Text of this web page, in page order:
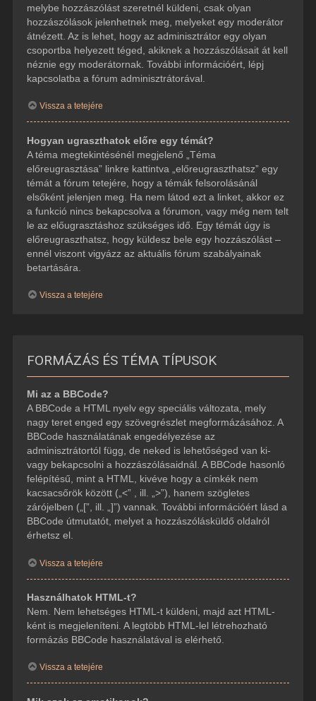
melybe hozzászólást szeretnél küldeni, csak olyan
hozzászólások jelenhetnek meg, melyeket egy moderátor
átnézett. Az is lehet, hogy az adminisztrátor egy olyan
csoportba helyezett téged, akiknek a hozzászólásait át kell
néznie egy moderátornak. További információért, lépj
kapcsolatba a fórum adminisztrátorával.
Vissza a tetejére
Hogyan ugraszthatok előre egy témát?
A téma megtekintésénél megjelenő „Téma
előreugrasztása” linkre kattintva „előreugraszthatsz” egy
témát a fórum tetejére, hogy a témák felsorolásánál
elsőként jelenjen meg. Ha nem látod ezt a linket, akkor ez
a funkció nincs bekapcsolva a fórumon, vagy még nem telt
le az előugrasztáshoz szükséges idő. Egy témát úgy is
előreugraszthatsz, hogy küldesz bele egy hozzászólást –
ennél viszont vigyázz az aktuális fórum szabályainak
betartására.
Vissza a tetejére
FORMÁZÁS ÉS TÉMA TÍPUSOK
Mi az a BBCode?
A BBCode a HTML nyelv egy speciális változata, mely
nagy teret enged egy szövegrészlet megformázásához. A
BBCode használatának engedélyezése az
adminisztrátortól függ, de neked is lehetőséged van ki-
vagy bekapcsolni a hozzászólásaidnál. A BBCode hasonló
felépítésű, mint a HTML, kivéve hogy a címkék nem
kacsacsőrök között („<” , ill. „>”), hanem szögletes
zárójelben („[”, ill. „]”) vannak. További információért lásd a
BBCode útmutatót, melyet a hozzászólásküldő oldalról
érhetsz el.
Vissza a tetejére
Használhatok HTML-t?
Nem. Nem lehetséges HTML-t küldeni, majd azt HTML-
ként is megjeleníteni. A legtöbb HTML-lel létrehozható
formázás BBCode használatával is elérhető.
Vissza a tetejére